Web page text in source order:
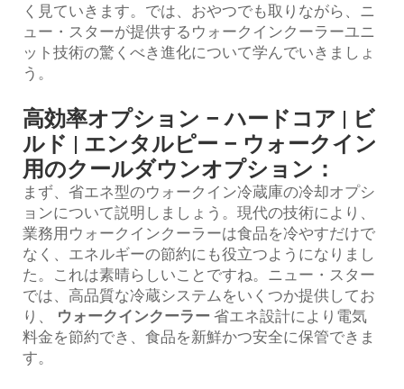
く見ていきます。では、おやつでも取りながら、ニ
ュー・スターが提供するウォークインクーラーユニ
ット技術の驚くべき進化について学んでいきましょ
う。
高効率オプション – ハードコア | ビ
ルド | エンタルピー – ウォークイン
用のクールダウンオプション：
まず、省エネ型のウォークイン冷蔵庫の冷却オプシ
ョンについて説明しましょう。現代の技術により、
業務用ウォークインクーラーは食品を冷やすだけで
なく、エネルギーの節約にも役立つようになりまし
た。これは素晴らしいことですね。ニュー・スター
では、高品質な冷蔵システムをいくつか提供してお
り、 ウォークインクーラー 省エネ設計により電気
料金を節約でき、食品を新鮮かつ安全に保管できま
す。